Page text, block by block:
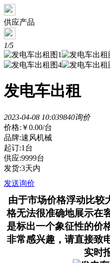
供应产品
1/5
发电车出租
2023-04-08 10:039840询价
价格: ￥0.00/台
品牌:速风机械
起订:1台
供应:9999台
发货:3天内
发送询价
由于市场价格浮动比较
格无法很准确地展示在
是标出一个象征性的价
非常感兴趣，请直接致
实时